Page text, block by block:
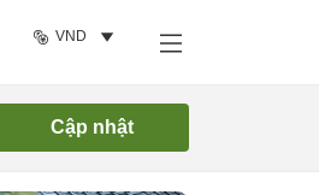
VND
Cập nhật
Tìm phòng trống